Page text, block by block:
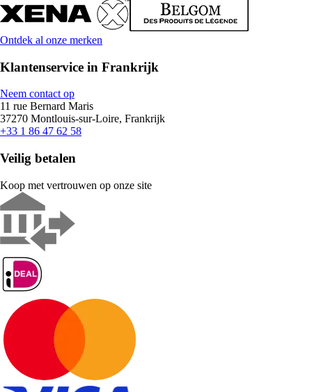
Ontdek al onze merken
Klantenservice in Frankrijk
Neem contact op
11 rue Bernard Maris
37270 Montlouis-sur-Loire, Frankrijk
+33 1 86 47 62 58
Veilig betalen
Koop met vertrouwen op onze site